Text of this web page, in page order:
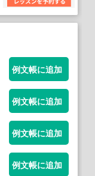
例文帳に追加
例文帳に追加
例文帳に追加
例文帳に追加